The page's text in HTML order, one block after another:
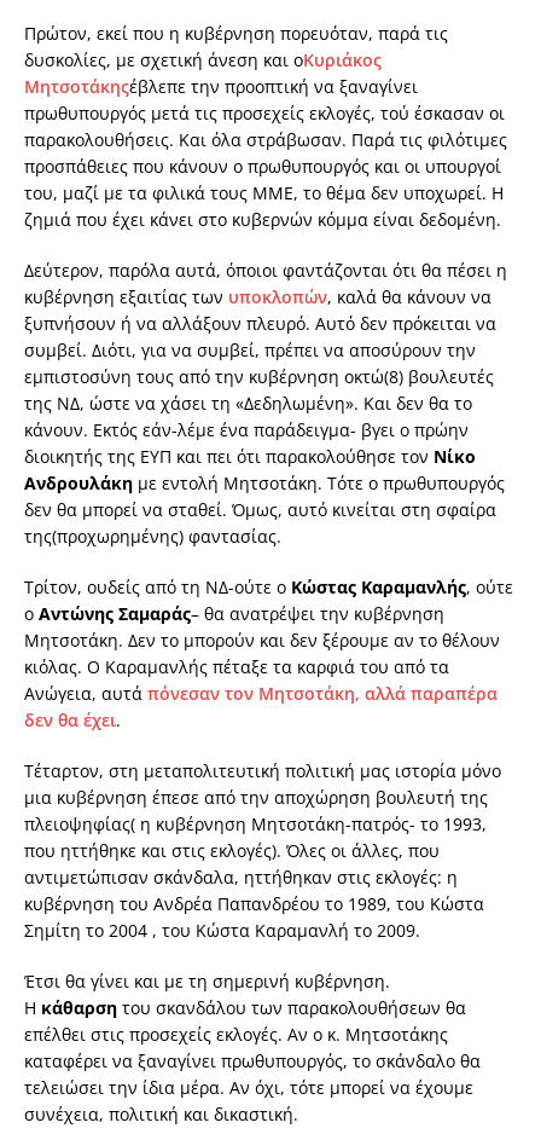
Πρώτον, εκεί που η κυβέρνηση πορευόταν, παρά τις
δυσκολίες, με σχετική άνεση και οΚυριάκος
Μητσοτάκηςέβλεπε την προοπτική να ξαναγίνει
πρωθυπουργός μετά τις προσεχείς εκλογές, τού έσκασαν οι
παρακολουθήσεις. Και όλα στράβωσαν. Παρά τις φιλότιμες
προσπάθειες που κάνουν ο πρωθυπουργός και οι υπουργοί
του, μαζί με τα φιλικά τους ΜΜΕ, το θέμα δεν υποχωρεί. Η
ζημιά που έχει κάνει στο κυβερνών κόμμα είναι δεδομένη.
Δεύτερον, παρόλα αυτά, όποιοι φαντάζονται ότι θα πέσει η
κυβέρνηση εξαιτίας των υποκλοπών, καλά θα κάνουν να
ξυπνήσουν ή να αλλάξουν πλευρό. Αυτό δεν πρόκειται να
συμβεί. Διότι, για να συμβεί, πρέπει να αποσύρουν την
εμπιστοσύνη τους από την κυβέρνηση οκτώ(8) βουλευτές
της ΝΔ, ώστε να χάσει τη «Δεδηλωμένη». Και δεν θα το
κάνουν. Εκτός εάν-λέμε ένα παράδειγμα- βγει ο πρώην
διοικητής της ΕΥΠ και πει ότι παρακολούθησε τον Νίκο
Ανδρουλάκη με εντολή Μητσοτάκη. Τότε ο πρωθυπουργός
δεν θα μπορεί να σταθεί. Όμως, αυτό κινείται στη σφαίρα
της(προχωρημένης) φαντασίας.
Τρίτον, ουδείς από τη ΝΔ-ούτε ο Κώστας Καραμανλής, ούτε
ο Αντώνης Σαμαράς– θα ανατρέψει την κυβέρνηση
Μητσοτάκη. Δεν το μπορούν και δεν ξέρουμε αν το θέλουν
κιόλας. Ο Καραμανλής πέταξε τα καρφιά του από τα
Ανώγεια, αυτά πόνεσαν τον Μητσοτάκη, αλλά παραπέρα
δεν θα έχει.
Τέταρτον, στη μεταπολιτευτική πολιτική μας ιστορία μόνο
μια κυβέρνηση έπεσε από την αποχώρηση βουλευτή της
πλειοψηφίας( η κυβέρνηση Μητσοτάκη-πατρός- το 1993,
που ηττήθηκε και στις εκλογές). Όλες οι άλλες, που
αντιμετώπισαν σκάνδαλα, ηττήθηκαν στις εκλογές: η
κυβέρνηση του Ανδρέα Παπανδρέου το 1989, του Κώστα
Σημίτη το 2004 , του Κώστα Καραμανλή το 2009.
Έτσι θα γίνει και με τη σημερινή κυβέρνηση.
Η κάθαρση του σκανδάλου των παρακολουθήσεων θα
επέλθει στις προσεχείς εκλογές. Αν ο κ. Μητσοτάκης
καταφέρει να ξαναγίνει πρωθυπουργός, το σκάνδαλο θα
τελειώσει την ίδια μέρα. Αν όχι, τότε μπορεί να έχουμε
συνέχεια, πολιτική και δικαστική.